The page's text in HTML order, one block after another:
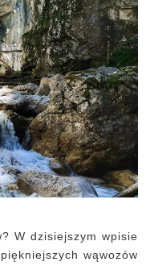
W dzisiejszym wpisie
wąwozów